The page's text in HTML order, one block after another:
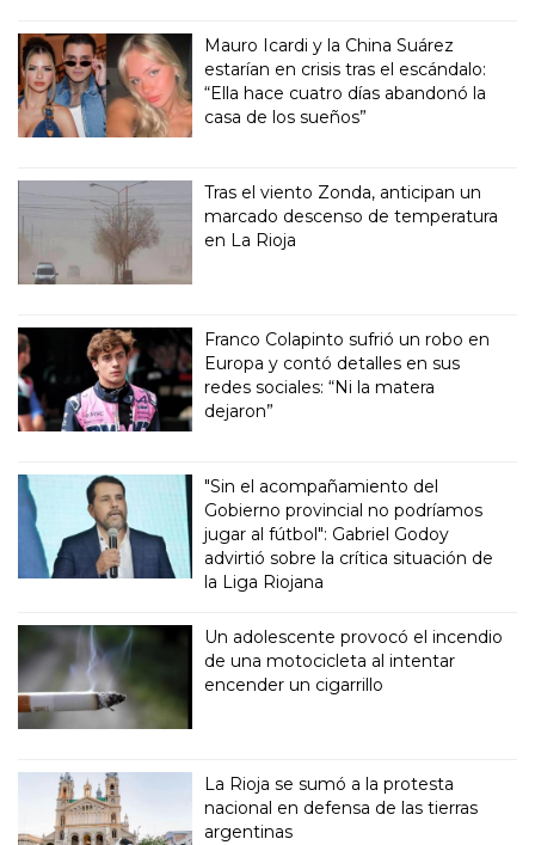
Mauro Icardi y la China Suárez
estarían en crisis tras el escándalo:
“Ella hace cuatro días abandonó la
casa de los sueños”
Tras el viento Zonda, anticipan un
marcado descenso de temperatura
en La Rioja
Franco Colapinto sufrió un robo en
Europa y contó detalles en sus
redes sociales: “Ni la matera
dejaron”
"Sin el acompañamiento del
Gobierno provincial no podríamos
jugar al fútbol": Gabriel Godoy
advirtió sobre la crítica situación de
la Liga Riojana
Un adolescente provocó el incendio
de una motocicleta al intentar
encender un cigarrillo
La Rioja se sumó a la protesta
nacional en defensa de las tierras
argentinas